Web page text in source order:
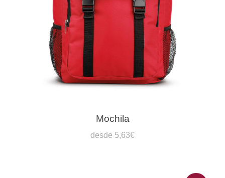
Mochila
desde 5,63€